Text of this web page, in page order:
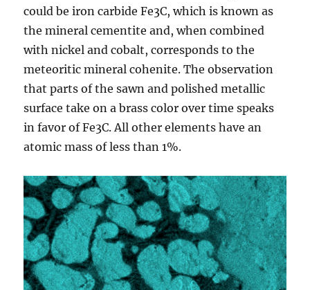
could be iron carbide Fe3C, which is known as
the mineral cementite and, when combined
with nickel and cobalt, corresponds to the
meteoritic mineral cohenite. The observation
that parts of the sawn and polished metallic
surface take on a brass color over time speaks
in favor of Fe3C. All other elements have an
atomic mass of less than 1%.